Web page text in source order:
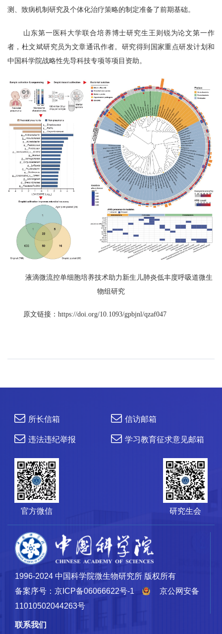
测、致病机制研究及个体化治疗策略的制定准备了前期基础。
山东第一医科大学联合培养博士研究生王则锐为论文第一作
者，杜文斌研究员为文章通讯作者。研究得到国家重点研发计划和
中国科学院战略性先导科技专项等项目资助。
液滴微流控单细胞培养技术助力新生儿肺炎低丰度呼吸道微生
物组研究
原文链接：https://doi.org/10.1093/gpbjnl/qzaf047
所长信箱 信访邮箱
违法违纪举报 学习教育征求意见邮箱
官方微信 研究生会
1996-2024 中国科学院微生物研究所 版权所有
备案序号：京ICP备06066622号-1
京公网安备
11010502044263号
联系我们